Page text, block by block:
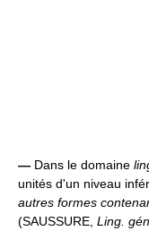
— Dans le domaine
unités d'un niveau
autres formes
(SAUSSURE, Ling.